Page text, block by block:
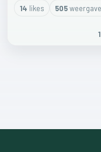
14 likes 505
1